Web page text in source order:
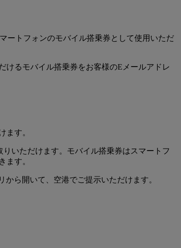
ートフォンのモバイル搭乗券として使用いただ
けるモバイル搭乗券をお客様のEメールアドレ
ます。
いただけます。モバイル搭乗券はスマートフ
ます。
ら開いて、空港でご提示いただけます。